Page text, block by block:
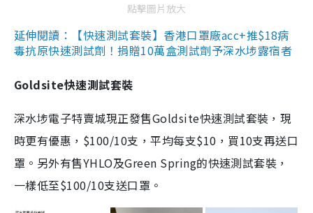
點擊圖片放大
延伸閱讀：【快速測試套裝】香港口罩廠acc+推$18病
毒抗原快速測試劑！捐贈10萬盒測試劑予深水埗露宿者
Goldsite快速測試套裝
深水埗電子特賣城現正發售Goldsite快速測試套裝，現
時更有優惠，$100/10支，平均每支$10，買10支再送口
罩。另外有售YHLO及Green Spring的快速測試套裝，
一樣低至$100/10支送口罩。